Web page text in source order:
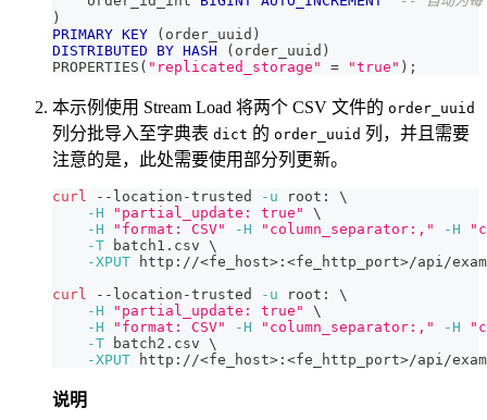
)
PRIMARY KEY ( order_uuid )
DISTRIBUTED
BY HASH ( order_uuid )
PROPERTIES ( "replicated_storage" = "true" ) ;
本示例使用 Stream Load 将两个 CSV 文件的 order_uuid
列分批导入至字典表 dict 的 order_uuid 列，并且需要
注意的是，此处需要使用部分列更新。
curl --location-trusted -u root: \
-H
"partial_update: true"
\
-H
"format: CSV" -H "column_separator:," -H
-T batch1.csv \
-XPUT http://<fe_host> : <fe_http_port>/api/
curl --location-trusted -u root: \
-H
"partial_update: true"
\
-H
"format: CSV" -H "column_separator:," -H
-T batch2.csv \
-XPUT http://<fe_host> : <fe_http_port>/api/
说明